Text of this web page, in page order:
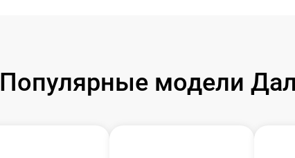
Популярные модели